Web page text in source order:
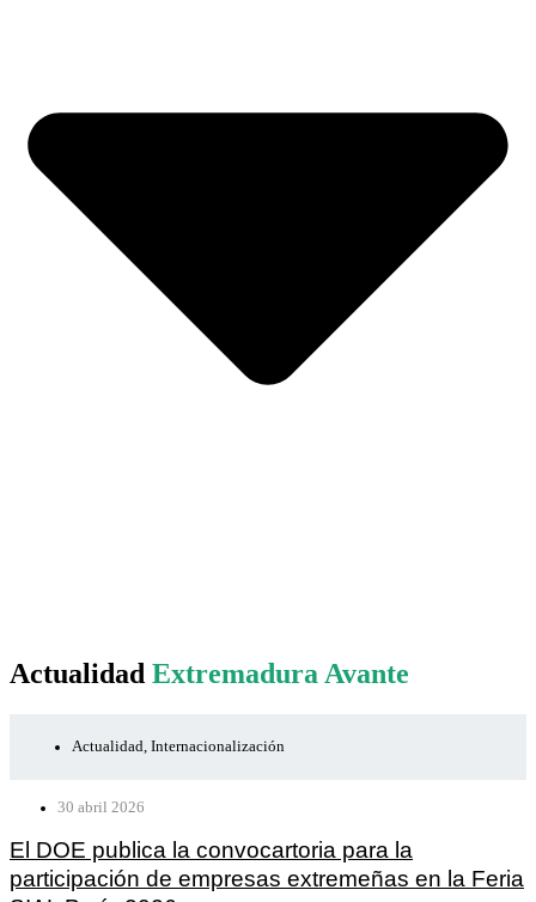
Actualidad Extremadura Avante
Actualidad, Internacionalización
30 abril 2026
El DOE publica la convocartoria para la
participación de empresas extremeñas en la Feria